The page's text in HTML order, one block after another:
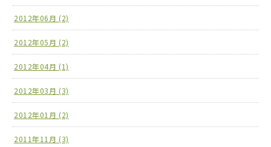
2012年06月 (2)
2012年05月 (2)
2012年04月 (1)
2012年03月 (3)
2012年01月 (2)
2011年11月 (3)